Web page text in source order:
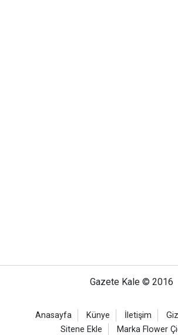
Gazete Kale © 2016
Anasayfa Künye İletişim
Sitene Ekle
Marka Flower